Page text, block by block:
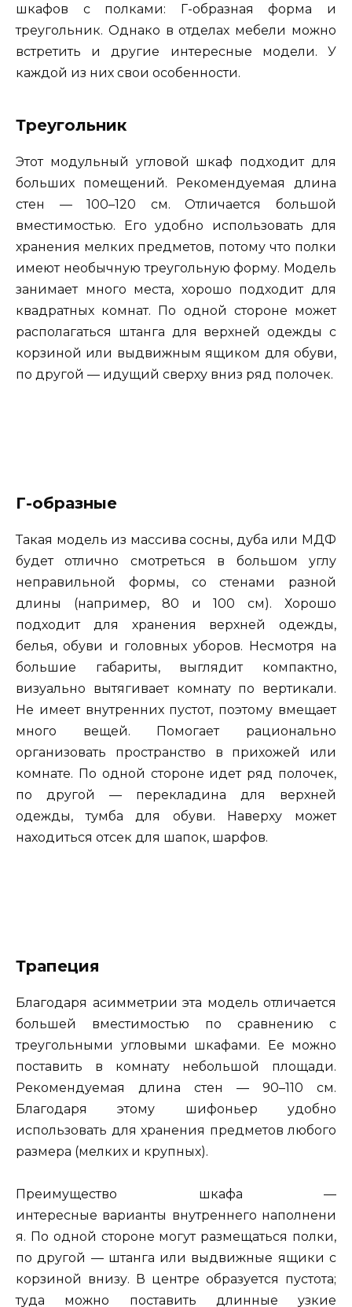
шкафов с полками: Г-образная форма и
треугольник. Однако в отделах мебели можно
встретить и другие интересные модели. У
каждой из них свои особенности.
Треугольник
Этот модульный угловой шкаф подходит для
больших помещений. Рекомендуемая длина
стен — 100–120 см. Отличается большой
вместимостью. Его удобно использовать для
хранения мелких предметов, потому что полки
имеют необычную треугольную форму. Модель
занимает много места, хорошо подходит для
квадратных комнат. По одной стороне может
располагаться штанга для верхней одежды с
корзиной или выдвижным ящиком для обуви,
по другой — идущий сверху вниз ряд полочек.
Г-образные
Такая модель из массива сосны, дуба или МДФ
будет отлично смотреться в большом углу
неправильной формы, со стенами разной
длины (например, 80 и 100 см). Хорошо
подходит для хранения верхней одежды,
белья, обуви и головных уборов. Несмотря на
большие габариты, выглядит компактно,
визуально вытягивает комнату по вертикали.
Не имеет внутренних пустот, поэтому вмещает
много вещей. Помогает рационально
организовать пространство в прихожей или
комнате. По одной стороне идет ряд полочек,
по другой — перекладина для верхней
одежды, тумба для обуви. Наверху может
находиться отсек для шапок, шарфов.
Трапеция
Благодаря асимметрии эта модель отличается
большей вместимостью по сравнению с
треугольными угловыми шкафами. Ее можно
поставить в комнату небольшой площади.
Рекомендуемая длина стен — 90–110 см.
Благодаря этому шифоньер удобно
использовать для хранения предметов любого
размера (мелких и крупных).
Преимущество шкафа —
интересные варианты внутреннего наполнени
я. По одной стороне могут размещаться полки,
по другой — штанга или выдвижные ящики с
корзиной внизу. В центре образуется пустота;
туда можно поставить длинные узкие